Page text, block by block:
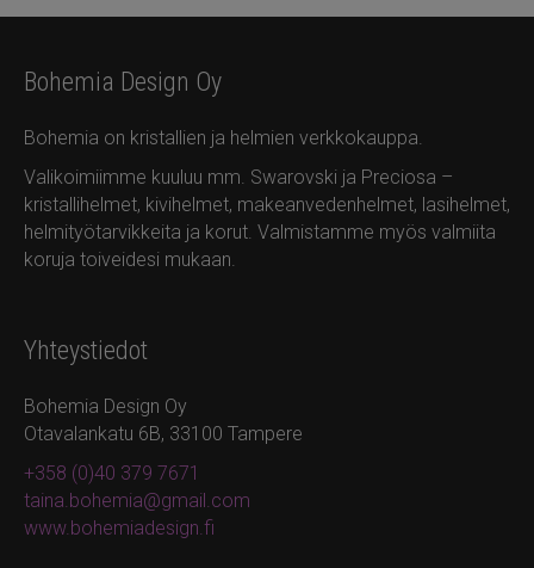
Bohemia Design Oy
Bohemia on kristallien ja helmien verkkokauppa.
Valikoimiimme kuuluu mm. Swarovski ja Preciosa –
kristallihelmet, kivihelmet, makeanvedenhelmet, lasihelmet,
helmityötarvikkeita ja korut. Valmistamme myös valmiita
koruja toiveidesi mukaan.
Yhteystiedot
Bohemia Design Oy
Otavalankatu 6B, 33100 Tampere
+358 (0)40 379 7671
taina.bohemia@gmail.com
www.bohemiadesign.fi